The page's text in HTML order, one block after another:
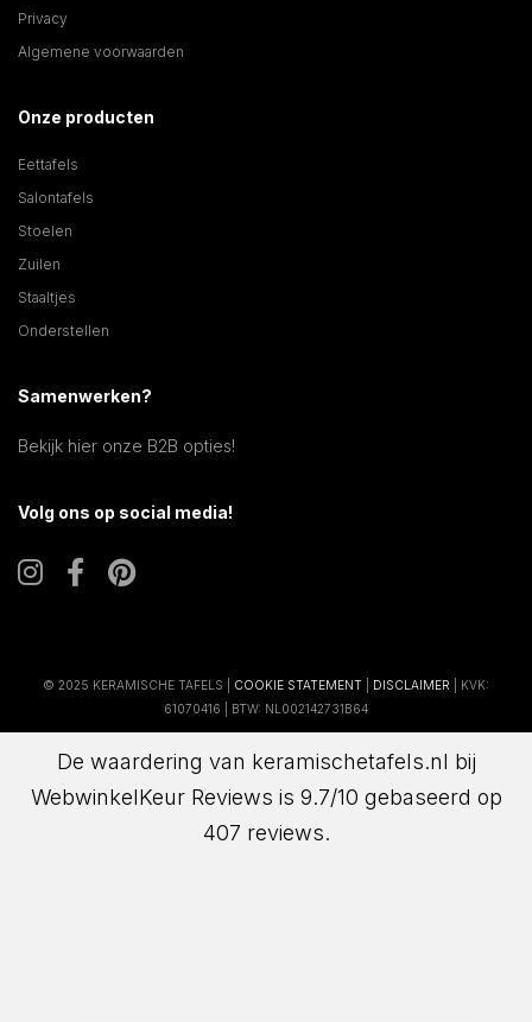
Privacy
Algemene voorwaarden
Onze producten
Eettafels
Salontafels
Stoelen
Zuilen
Staaltjes
Onderstellen
Samenwerken?
Bekijk hier onze B2B opties!
Volg ons op social media!
© 2025 KERAMISCHE TAFELS | COOKIE STATEMENT DISCLAIMER | KVK:
61070416 | BTW: NL002142731B64
De waardering van keramischetafels.nl bij
WebwinkelKeur Reviews is 9.7/10 gebaseerd op
407 reviews.